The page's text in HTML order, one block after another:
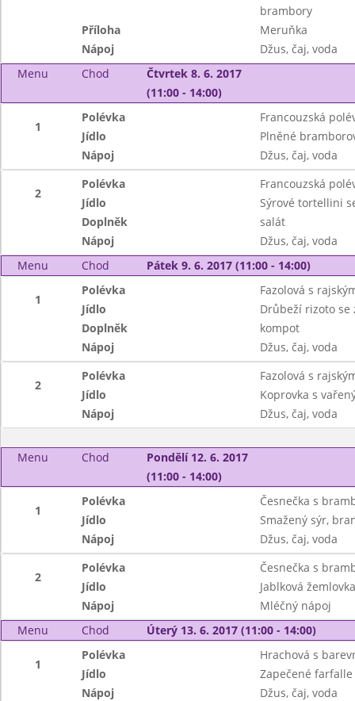
brambory
Příloha
Meruňka
Nápoj
Džus, čaj, voda
Menu
Chod
Čtvrtek 8. 6. 2017
(11:00 - 14:00)
1
Polévka
Francouzská
Jídlo
Plněné
Nápoj
Džus, čaj, voda
2
Polévka
Francouzská
Jídlo
Sýrové tortellini
Doplněk
salát
Nápoj
Džus, čaj, voda
Menu
Chod Pátek 9. 6. 2017 (11:00 - 14:00)
1
Polévka
Fazolová s
Jídlo
Drůbeží rizoto se
Doplněk
kompot
Nápoj
Džus, čaj, voda
2
Polévka
Fazolová s
Jídlo
Koprovka s
Nápoj
Džus, čaj, voda
Menu Chod
Pondělí 12. 6. 2017
(11:00 - 14:00)
1
Polévka
Česnečka s
Jídlo
Smažený sýr,
Nápoj
Džus, čaj, voda
2
Polévka
Česnečka s
Jídlo
Jablková
Nápoj
Mléčný nápoj
Menu
Chod Úterý 13. 6. 2017 (11:00 - 14:00)
1
Polévka
Hrachová s
Jídlo
Zapečené
Nápoj
Džus, čaj, voda